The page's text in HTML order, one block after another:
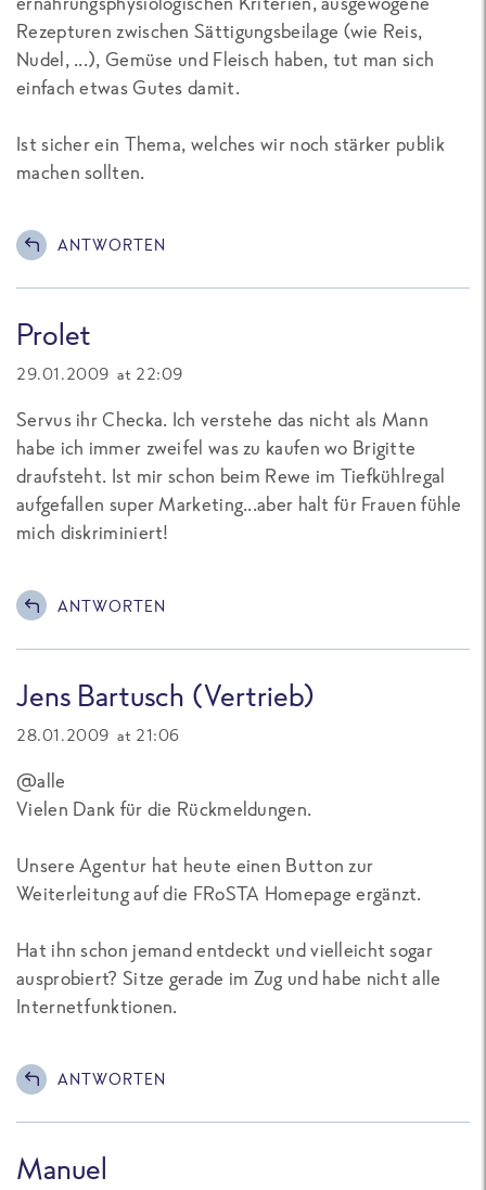
Rezepturen zwischen Sättigungsbeilage (wie Reis,
Nudel, ...), Gemüse und Fleisch haben, tut man sich
einfach etwas Gutes damit.
Ist sicher ein Thema, welches wir noch stärker publik
machen sollten.
ANTWORTEN
Prolet
29.01.2009 at 22:09
Servus ihr Checka. Ich verstehe das nicht als Mann
habe ich immer zweifel was zu kaufen wo Brigitte
draufsteht. Ist mir schon beim Rewe im Tiefkühlregal
aufgefallen super Marketing...aber halt für Frauen fühle
mich diskriminiert!
ANTWORTEN
Jens Bartusch (Vertrieb)
28.01.2009 at 21:06
@alle
Vielen Dank für die Rückmeldungen.
Unsere Agentur hat heute einen Button zur
Weiterleitung auf die FRoSTA Homepage ergänzt.
Hat ihn schon jemand entdeckt und vielleicht sogar
ausprobiert? Sitze gerade im Zug und habe nicht alle
Internetfunktionen.
ANTWORTEN
Manuel